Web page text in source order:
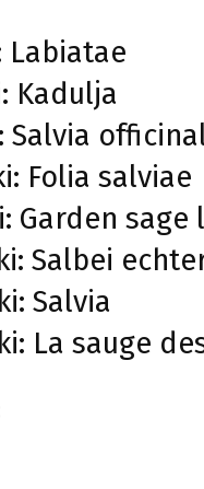
Labiatae
Kadulja
Salvia
Folia salviae
Garden sage
Salbei
Salvia
La sauge